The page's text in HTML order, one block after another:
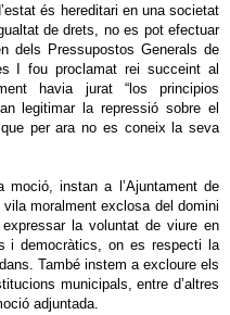
és hereditari en una societat
de drets, no es pot efectuar
dels Pressupostos Generals de
I fou proclamat rei succeint al
havia jurat “los principios
legitimar la repressió sobre el
per ara no es coneix la seva
instan a l’Ajuntament de
moralment exclosa del domini
la voluntat de viure en
i democràtics, on es respecti la
També instem a excloure els
municipals, entre d’altres
adjuntada.